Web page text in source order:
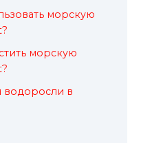
морскую
морскую
водоросли в